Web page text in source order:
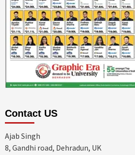
Contact US
Ajab Singh
8, Gandhi road, Dehradun, UK